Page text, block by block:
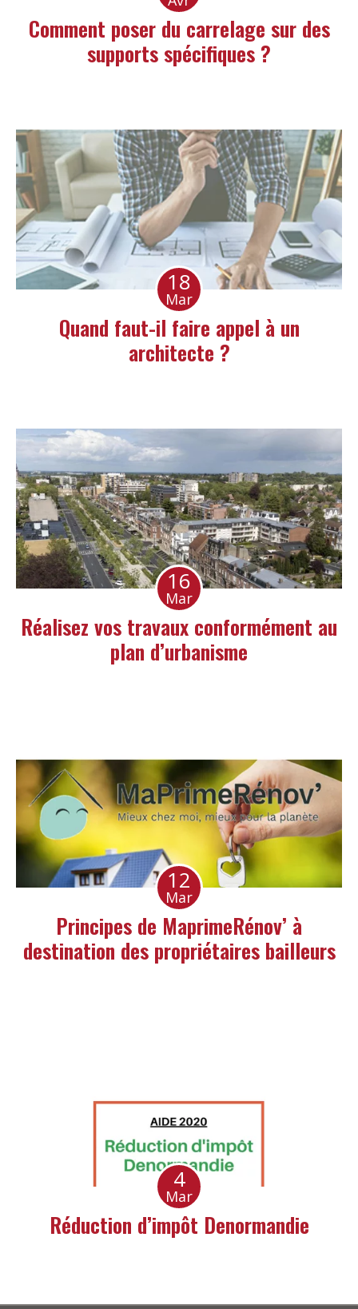
Comment poser du carrelage sur des
supports spécifiques ?
18
Mar
Quand faut-il faire appel à un
architecte ?
16
Mar
Réalisez vos travaux conformément au
plan d’urbanisme
12
Mar
Principes de MaprimeRénov’ à
destination des propriétaires bailleurs
4
Mar
Réduction d’impôt Denormandie